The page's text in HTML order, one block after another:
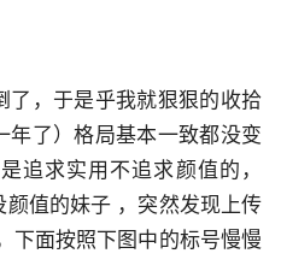
了，于是乎我就狠狠的收拾
年了）格局基本一致都没变
追求实用不追求颜值的，
值的妹子 ，突然发现上传
下面按照下图中的标号慢慢